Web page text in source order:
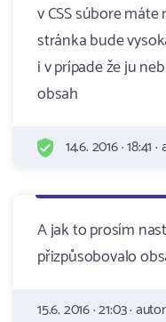
v CSS súbore
stránka bude
i v prípade že ju
obsah
14.6. 2016 · 18:41
A jak to prosím
přizpůsobovalo
15.6. 2016 · 21:03 · autor